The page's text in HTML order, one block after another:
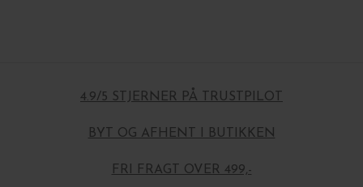
4.9/5 STJERNER PÅ TRUSTPILOT
BYT OG AFHENT I BUTIKKEN
FRI FRAGT OVER 499,-